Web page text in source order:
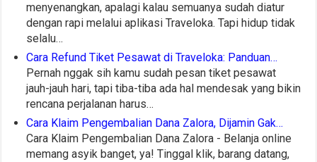
menyenangkan, apalagi kalau semuanya sudah diatur
dengan rapi melalui aplikasi Traveloka. Tapi hidup tidak
selalu…
Cara Refund Tiket Pesawat di Traveloka: Panduan…
Pernah nggak sih kamu sudah pesan tiket pesawat
jauh-jauh hari, tapi tiba-tiba ada hal mendesak yang bikin
rencana perjalanan harus…
Cara Klaim Pengembalian Dana Zalora, Dijamin Gak…
Cara Klaim Pengembalian Dana Zalora - Belanja online
memang asyik banget, ya! Tinggal klik, barang datang,